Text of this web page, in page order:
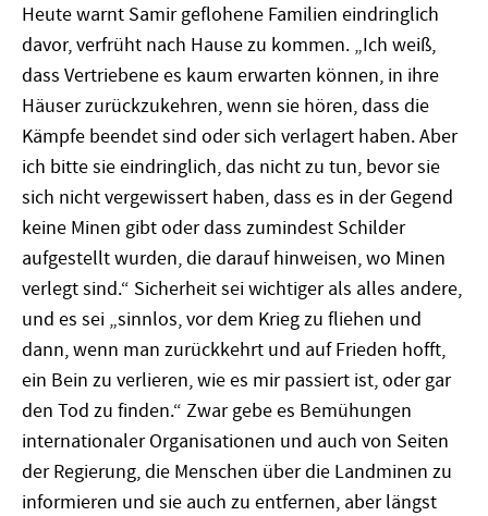
Heute warnt Samir geflohene Familien eindringlich
davor, verfrüht nach Hause zu kommen. „Ich weiß,
dass Vertriebene es kaum erwarten können, in ihre
Häuser zurückzukehren, wenn sie hören, dass die
Kämpfe beendet sind oder sich verlagert haben. Aber
ich bitte sie eindringlich, das nicht zu tun, bevor sie
sich nicht vergewissert haben, dass es in der Gegend
keine Minen gibt oder dass zumindest Schilder
aufgestellt wurden, die darauf hinweisen, wo Minen
verlegt sind.“ Sicherheit sei wichtiger als alles andere,
und es sei „sinnlos, vor dem Krieg zu fliehen und
dann, wenn man zurückkehrt und auf Frieden hofft,
ein Bein zu verlieren, wie es mir passiert ist, oder gar
den Tod zu finden.“ Zwar gebe es Bemühungen
internationaler Organisationen und auch von Seiten
der Regierung, die Menschen über die Landminen zu
informieren und sie auch zu entfernen, aber längst